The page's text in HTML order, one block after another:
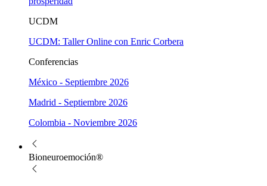
UCDM
UCDM: Taller Online con Enric Corbera
Conferencias
México - Septiembre 2026
Madrid - Septiembre 2026
Colombia - Noviembre 2026
Bioneuroemoción®